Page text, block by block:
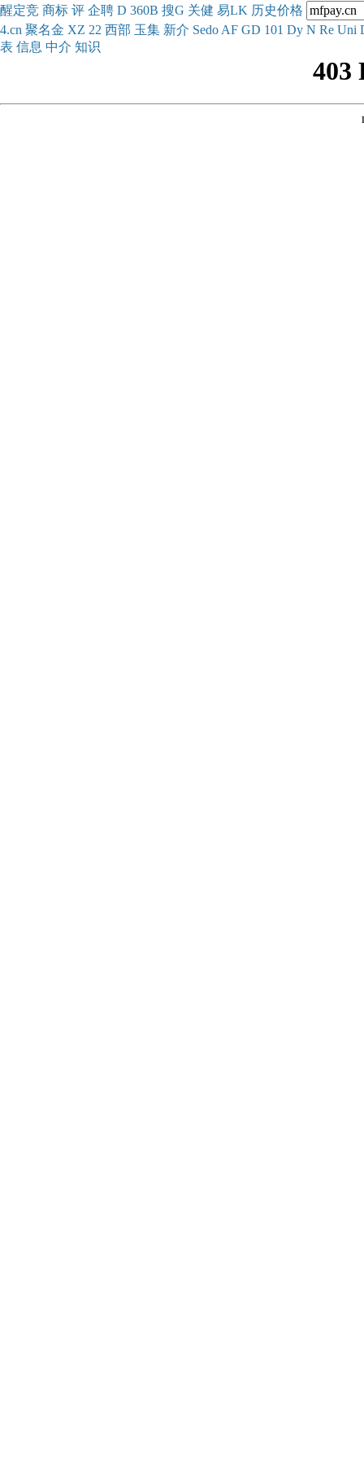
醒定竞 商标 评 企聘 D 360B 搜G 关健 易LK 历史价格
4.cn 聚名金 XZ 22 西部 玉集 新介 Sedo AF GD 101 Dy N Re Uni
表 信息 中介 知识